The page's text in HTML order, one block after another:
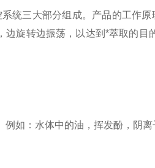
统三大部分组成。产品的工作
旋转边振荡，以达到*萃取的目
如：水体中的油，挥发酚，阴离